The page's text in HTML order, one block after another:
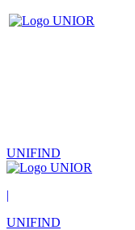
UNIFIND
|
UNIFIND